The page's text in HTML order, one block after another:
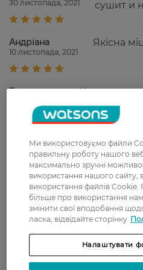
30 листопада, 2021 сушит и
Андріана
10 листопада, 2021
Якісна
Тамара
Хорошая,
удаляет
Тeтяна
25 вересня, 2021
Вода
стойкий
Ми використовуємо файли
правильну роботу нашого
максимально зручні
використання нашого сайту,
використання файлів Cookie.
більше про використання
змінити свої вподобання
ласка, відвідайте сторінку
Налаштувати